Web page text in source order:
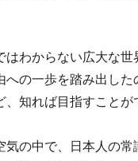
はわからない広大な
への一歩を踏み出し
知れば目指すことが
気の中で、日本人の